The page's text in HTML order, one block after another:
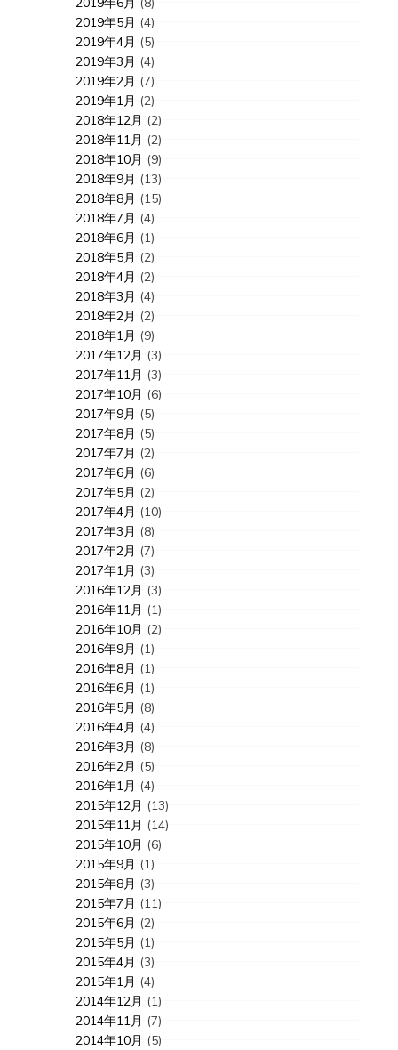
2019年5月 (4)
2019年4月 (5)
2019年3月 (4)
2019年2月 (7)
2019年1月 (2)
2018年12月 (2)
2018年11月 (2)
2018年10月 (9)
2018年9月 (13)
2018年8月 (15)
2018年7月 (4)
2018年6月 (1)
2018年5月 (2)
2018年4月 (2)
2018年3月 (4)
2018年2月 (2)
2018年1月 (9)
2017年12月 (3)
2017年11月 (3)
2017年10月 (6)
2017年9月 (5)
2017年8月 (5)
2017年7月 (2)
2017年6月 (6)
2017年5月 (2)
2017年4月 (10)
2017年3月 (8)
2017年2月 (7)
2017年1月 (3)
2016年12月 (3)
2016年11月 (1)
2016年10月 (2)
2016年9月 (1)
2016年8月 (1)
2016年6月 (1)
2016年5月 (8)
2016年4月 (4)
2016年3月 (8)
2016年2月 (5)
2016年1月 (4)
2015年12月 (13)
2015年11月 (14)
2015年10月 (6)
2015年9月 (1)
2015年8月 (3)
2015年7月 (11)
2015年6月 (2)
2015年5月 (1)
2015年4月 (3)
2015年1月 (4)
2014年12月 (1)
2014年11月 (7)
2014年10月 (5)